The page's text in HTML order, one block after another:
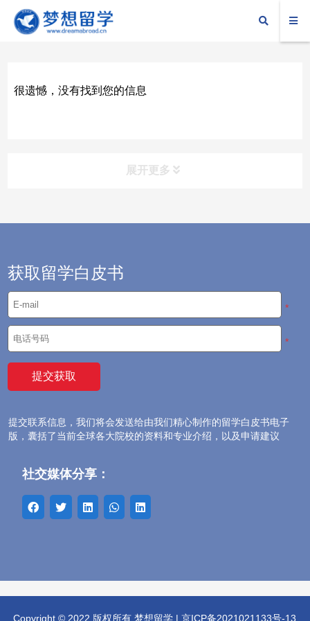
很遗憾，没有找到您的信息
展开更多
留学攻略 ——为你留学之路保驾护航
新闻资讯
大学排名
语言考试
专业方向
留学费用
海外生活
获取留学白皮书
*
*
提交联系信息，我们将会发送给由我们精心制作的留学白皮书电子
版，囊括了当前全球各大院校的资料和专业介绍，以及申请建议
社交媒体分享：
Copyright © 2022 版权所有 梦想留学 | 京ICP备2021021133号-13